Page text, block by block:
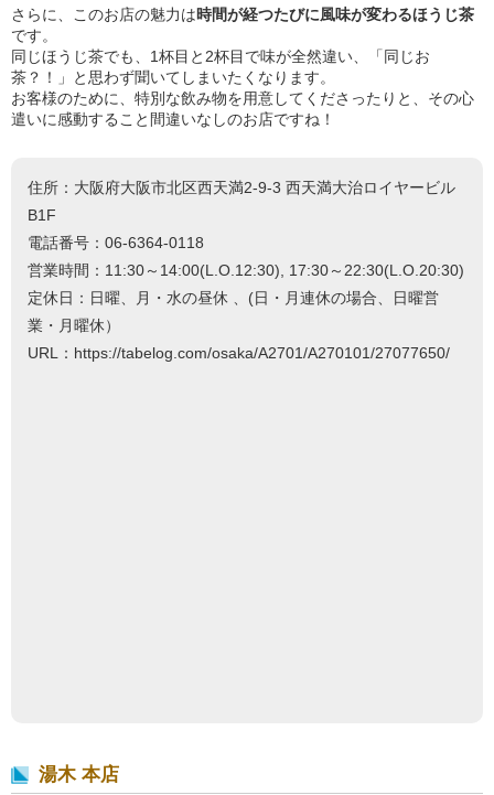
さらに、このお店の魅力は時間が経つたびに風味が変わるほうじ茶
です。
同じほうじ茶でも、1杯目と2杯目で味が全然違い、「同じお
茶？！」と思わず聞いてしまいたくなります。
お客様のために、特別な飲み物を用意してくださったりと、その心
遣いに感動すること間違いなしのお店ですね！
住所：大阪府大阪市北区西天満2-9-3 西天満大治ロイヤービル
B1F
電話番号：06-6364-0118
営業時間：11:30～14:00(L.O.12:30), 17:30～22:30(L.O.20:30)
定休日：日曜、月・水の昼休 、(日・月連休の場合、日曜営
業・月曜休）
URL：https://tabelog.com/osaka/A2701/A270101/27077650/
湯木 本店